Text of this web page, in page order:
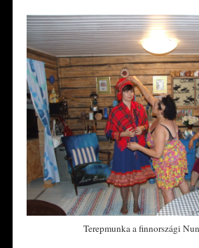
Terepmunka a finnországi